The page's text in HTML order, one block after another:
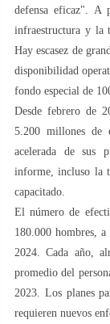
defensa eficaz". A
infraestructura y la
Hay escasez de
disponibilidad
fondo especial de
Desde febrero de
5.200 millones de
acelerada de sus
informe, incluso la
capacitado.
El número de
180.000 hombres,
2024. Cada año,
promedio del
2023. Los planes
requieren nuevos